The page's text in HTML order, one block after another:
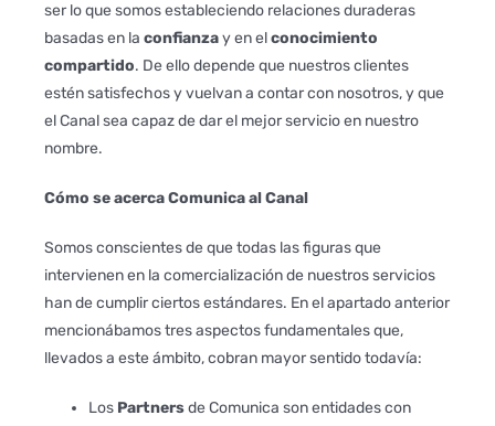
ser lo que somos estableciendo relaciones duraderas
basadas en la confianzay en elconocimiento
compartido. De ello depende que nuestros clientes
estén satisfechos y vuelvan a contar con nosotros, y que
el Canal sea capaz de dar el mejor servicio en nuestro
nombre.
Cómo se acerca Comunica al Canal
Somos conscientes de que todas las figuras que
intervienen en la comercialización de nuestros servicios
han de cumplir ciertos estándares. En el apartado anterior
mencionábamos tres aspectos fundamentales que,
llevados a este ámbito, cobran mayor sentido todavía:
Los Partnersde Comunica son entidades con